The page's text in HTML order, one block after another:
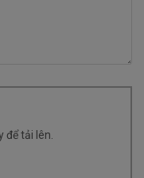
để tải lên.